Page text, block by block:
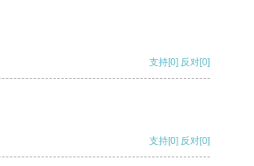
支持[0] 反对[0]
支持[0] 反对[0]